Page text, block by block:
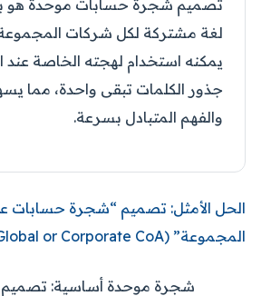
تصميم شجرة حسابات موحدة هو
لغة مشتركة لكل شركات
يمكنه استخدام لهجته الخاصة عند
جذور الكلمات تبقى واحدة، مما
والفهم المتبادل بسرعة.
الحل الأمثل: تصميم “شجرة حسابات
المجموعة” (Global or Corporate CoA)
شجرة موحدة أساسية: